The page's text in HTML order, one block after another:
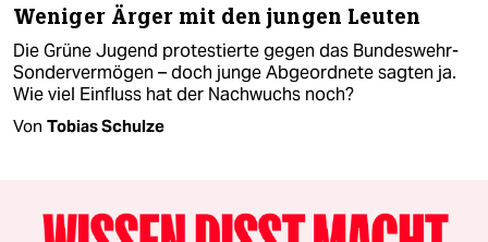
Weniger Ärger mit den jungen Leuten
Die Grüne Jugend protestierte gegen das Bundeswehr-
Sondervermögen – doch junge Abgeordnete sagten ja.
Wie viel Einfluss hat der Nachwuchs noch?
Von Tobias Schulze